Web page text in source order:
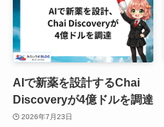
AIで新薬を設計するChai
Discoveryが4億ドルを調達
2026年7月23日